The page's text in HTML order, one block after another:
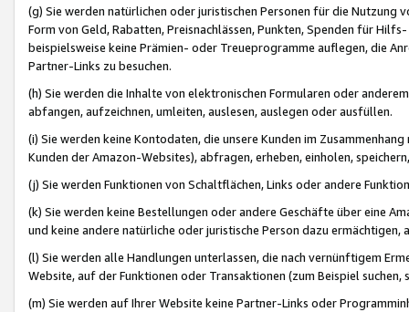
(g) Sie werden natürlichen oder juristischen Personen für die Nutzung
Form von Geld, Rabatten, Preisnachlässen, Punkten, Spenden für
beispielsweise keine Prämien- oder Treueprogramme auflegen, die
Partner-Links zu besuchen.
(h) Sie werden die Inhalte von elektronischen Formularen oder
abfangen, aufzeichnen, umleiten, auslesen, auslegen oder ausfüllen.
(i) Sie werden keine Kontodaten, die unsere Kunden im
Kunden der Amazon-Websites), abfragen, erheben, einholen,
(j) Sie werden Funktionen von Schaltflächen, Links oder andere
(k) Sie werden keine Bestellungen oder andere Geschäfte über eine
und keine andere natürliche oder juristische Person dazu
(l) Sie werden alle Handlungen unterlassen, die nach vernünftigem
Website, auf der Funktionen oder Transaktionen (zum Beispiel
(m) Sie werden auf Ihrer Website keine Partner-Links oder